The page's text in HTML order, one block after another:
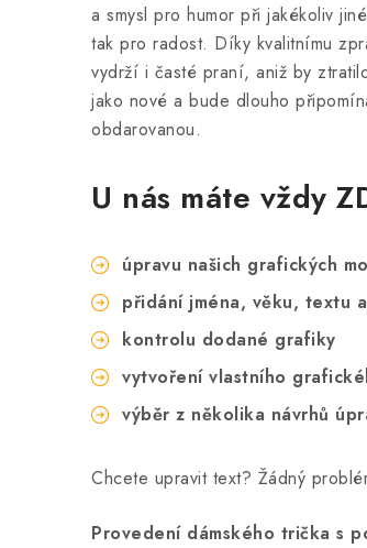
a smysl pro humor při jakékoliv
tak pro radost. Díky kvalitnímu
vydrží i časté praní, aniž by
jako nové a bude dlouho
obdarovanou.
U nás máte vždy
úpravu našich grafických
přidání jména, věku, textu
kontrolu dodané grafiky
vytvoření vlastního
výběr z několika návrhů
Chcete upravit text? Žádný
Provedení dámského trička s